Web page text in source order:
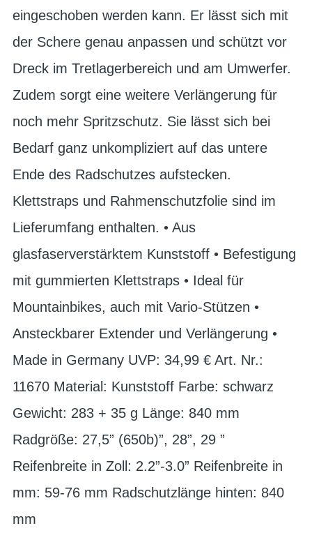
eingeschoben werden kann. Er lässt sich mit
der Schere genau anpassen und schützt vor
Dreck im Tretlagerbereich und am Umwerfer.
Zudem sorgt eine weitere Verlängerung für
noch mehr Spritzschutz. Sie lässt sich bei
Bedarf ganz unkompliziert auf das untere
Ende des Radschutzes aufstecken.
Klettstraps und Rahmenschutzfolie sind im
Lieferumfang enthalten. • Aus
glasfaserverstärktem Kunststoff • Befestigung
mit gummierten Klettstraps • Ideal für
Mountainbikes, auch mit Vario-Stützen •
Ansteckbarer Extender und Verlängerung •
Made in Germany UVP: 34,99 € Art. Nr.:
11670 Material: Kunststoff Farbe: schwarz
Gewicht: 283 + 35 g Länge: 840 mm
Radgröße: 27,5” (650b)”, 28”, 29 ”
Reifenbreite in Zoll: 2.2”-3.0” Reifenbreite in
mm: 59-76 mm Radschutzlänge hinten: 840
mm